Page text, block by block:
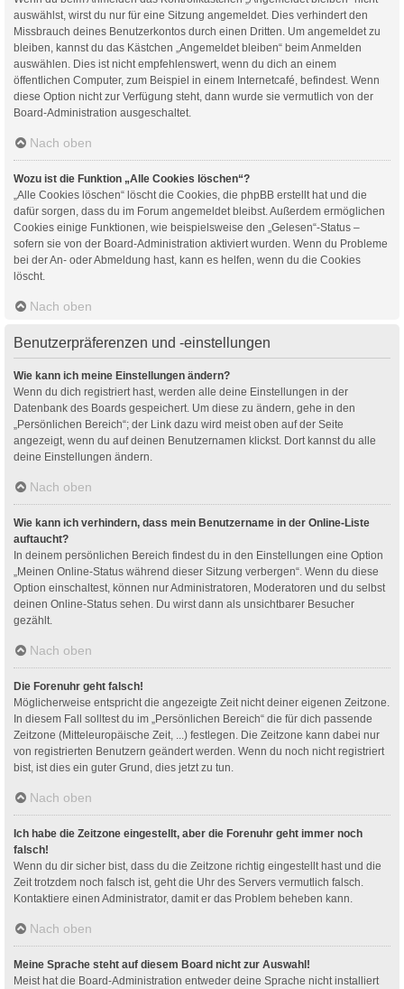
auswählst, wirst du nur für eine Sitzung angemeldet. Dies verhindert den
Missbrauch deines Benutzerkontos durch einen Dritten. Um angemeldet zu
bleiben, kannst du das Kästchen „Angemeldet bleiben“ beim Anmelden
auswählen. Dies ist nicht empfehlenswert, wenn du dich an einem
öffentlichen Computer, zum Beispiel in einem Internetcafé, befindest. Wenn
diese Option nicht zur Verfügung steht, dann wurde sie vermutlich von der
Board-Administration ausgeschaltet.
Nach oben
Wozu ist die Funktion „Alle Cookies löschen“?
„Alle Cookies löschen“ löscht die Cookies, die phpBB erstellt hat und die
dafür sorgen, dass du im Forum angemeldet bleibst. Außerdem ermöglichen
Cookies einige Funktionen, wie beispielsweise den „Gelesen“-Status –
sofern sie von der Board-Administration aktiviert wurden. Wenn du Probleme
bei der An- oder Abmeldung hast, kann es helfen, wenn du die Cookies
löscht.
Nach oben
Benutzerpräferenzen und -einstellungen
Wie kann ich meine Einstellungen ändern?
Wenn du dich registriert hast, werden alle deine Einstellungen in der
Datenbank des Boards gespeichert. Um diese zu ändern, gehe in den
„Persönlichen Bereich“; der Link dazu wird meist oben auf der Seite
angezeigt, wenn du auf deinen Benutzernamen klickst. Dort kannst du alle
deine Einstellungen ändern.
Nach oben
Wie kann ich verhindern, dass mein Benutzername in der Online-Liste
auftaucht?
In deinem persönlichen Bereich findest du in den Einstellungen eine Option
„Meinen Online-Status während dieser Sitzung verbergen“. Wenn du diese
Option einschaltest, können nur Administratoren, Moderatoren und du selbst
deinen Online-Status sehen. Du wirst dann als unsichtbarer Besucher
gezählt.
Nach oben
Die Forenuhr geht falsch!
Möglicherweise entspricht die angezeigte Zeit nicht deiner eigenen Zeitzone.
In diesem Fall solltest du im „Persönlichen Bereich“ die für dich passende
Zeitzone (Mitteleuropäische Zeit, ...) festlegen. Die Zeitzone kann dabei nur
von registrierten Benutzern geändert werden. Wenn du noch nicht registriert
bist, ist dies ein guter Grund, dies jetzt zu tun.
Nach oben
Ich habe die Zeitzone eingestellt, aber die Forenuhr geht immer noch
falsch!
Wenn du dir sicher bist, dass du die Zeitzone richtig eingestellt hast und die
Zeit trotzdem noch falsch ist, geht die Uhr des Servers vermutlich falsch.
Kontaktiere einen Administrator, damit er das Problem beheben kann.
Nach oben
Meine Sprache steht auf diesem Board nicht zur Auswahl!
Meist hat die Board-Administration entweder deine Sprache nicht installiert